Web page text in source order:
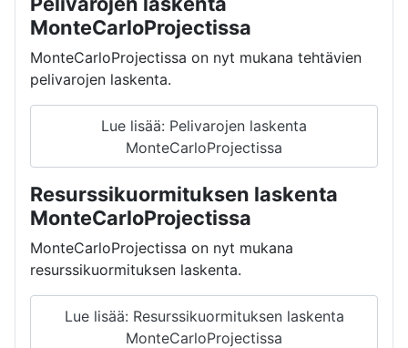
MonteCarloProjectissa
MonteCarloProjectissa on nyt mukana tehtävien
pelivarojen laskenta.
Lue lisää: Pelivarojen laskenta
MonteCarloProjectissa
Resurssikuormituksen laskenta
MonteCarloProjectissa
MonteCarloProjectissa on nyt mukana
resurssikuormituksen laskenta.
Lue lisää: Resurssikuormituksen laskenta
MonteCarloProjectissa